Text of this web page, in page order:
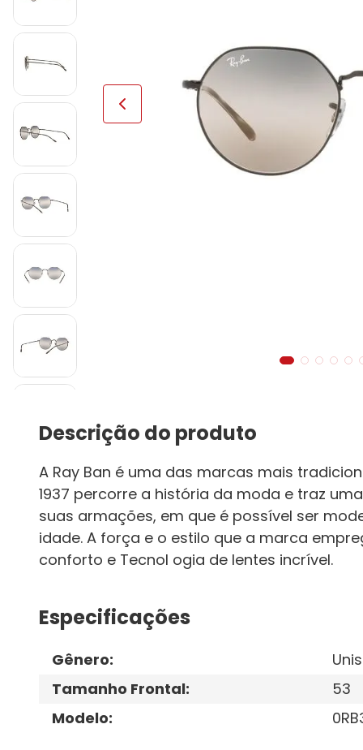
Descrição do produto
A Ray Ban é uma das marcas mais
1937 percorre a história da moda e traz
suas armações, em que é possível ser
idade. A força e o estilo que a marca
conforto e Tecnol ogia de lentes incrível.
Especificações
Gênero:
Tamanho Frontal:
53
Modelo: